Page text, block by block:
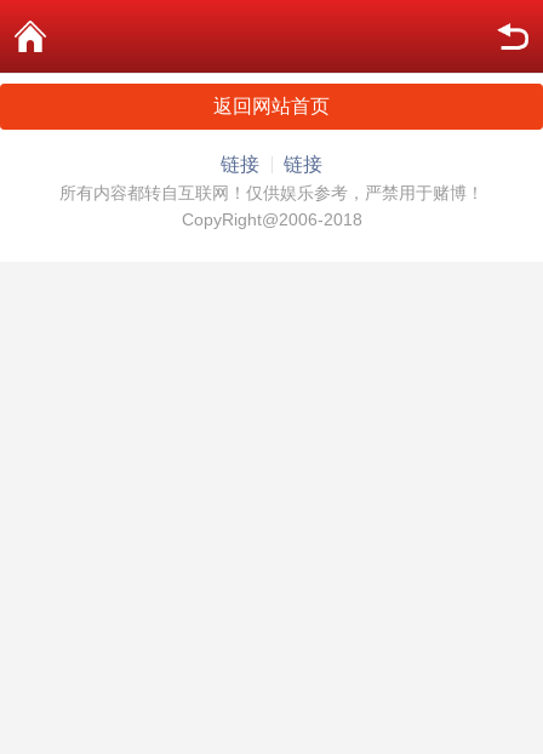
返回网站首页
链接 链接
所有内容都转自互联网！仅供娱乐参考，严禁用于赌博！
CopyRight@2006-2018